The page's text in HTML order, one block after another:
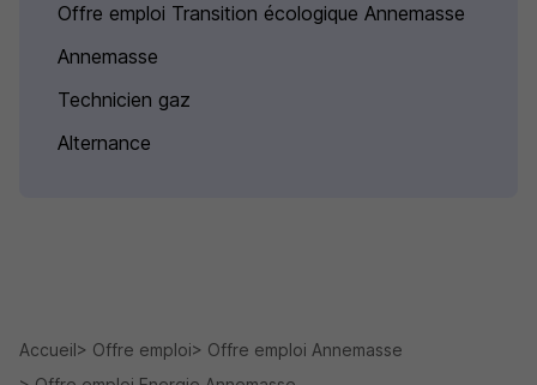
Offre emploi Transition écologique Annemasse
Annemasse
Technicien gaz
Alternance
Accueil Offre emploi
Offre emploi Annemasse